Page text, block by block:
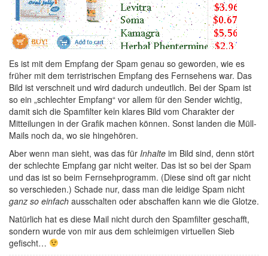
Es ist mit dem Empfang der Spam genau so geworden, wie es
früher mit dem terristrischen Empfang des Fernsehens war. Das
Bild ist verschneit und wird dadurch undeutlich. Bei der Spam ist
so ein „schlechter Empfang“ vor allem für den Sender wichtig,
damit sich die Spamfilter kein klares Bild vom Charakter der
Mitteilungen in der Grafik machen können. Sonst landen die Müll-
Mails noch da, wo sie hingehören.
Aber wenn man sieht, was das für Inhalte im Bild sind, denn stört
der schlechte Empfang gar nicht weiter. Das ist so bei der Spam
und das ist so beim Fernsehprogramm. (Diese sind oft gar nicht
so verschieden.) Schade nur, dass man die leidige Spam nicht
ganz so einfach ausschalten oder abschaffen kann wie die Glotze.
Natürlich hat es diese Mail nicht durch den Spamfilter geschafft,
sondern wurde von mir aus dem schleimigen virtuellen Sieb
gefischt…